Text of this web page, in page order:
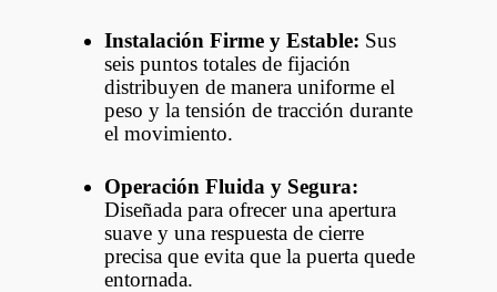
Instalación Firme y Estable: Sus
seis puntos totales de fijación
distribuyen de manera uniforme el
peso y la tensión de tracción durante
el movimiento.
Operación Fluida y Segura:
Diseñada para ofrecer una apertura
suave y una respuesta de cierre
precisa que evita que la puerta quede
entornada.